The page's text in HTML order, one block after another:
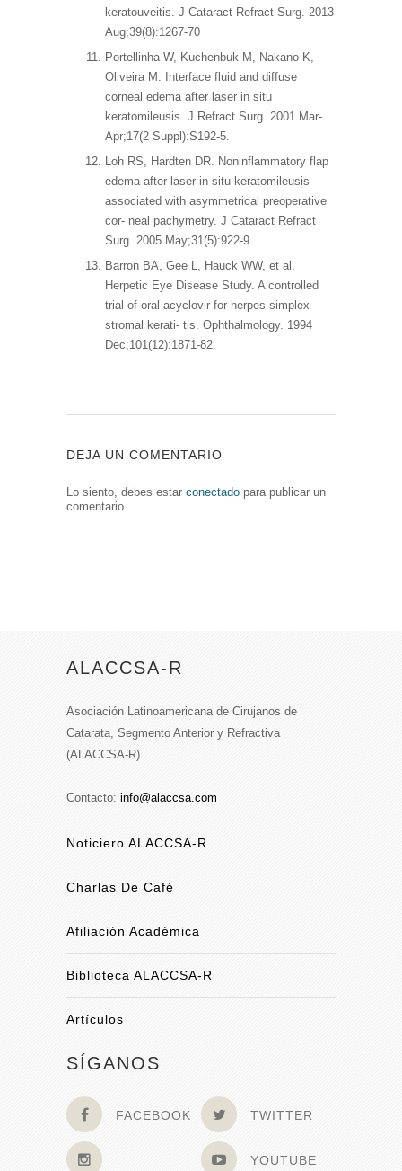
keratouveitis. J Cataract Refract Surg. 2013
Aug;39(8):1267-70
Portellinha W, Kuchenbuk M, Nakano K,
Oliveira M. Interface fluid and diffuse
corneal edema after laser in situ
keratomileusis. J Refract Surg. 2001 Mar-
Apr;17(2 Suppl):S192-5.
Loh RS, Hardten DR. Noninflammatory flap
edema after laser in situ keratomileusis
associated with asymmetrical preoperative
cor- neal pachymetry. J Cataract Refract
Surg. 2005 May;31(5):922-9.
Barron BA, Gee L, Hauck WW, et al.
Herpetic Eye Disease Study. A controlled
trial of oral acyclovir for herpes simplex
stromal kerati- tis. Ophthalmology. 1994
Dec;101(12):1871-82.
DEJA UN COMENTARIO
Lo siento, debes estar conectado para publicar un
comentario.
ALACCSA-R
Asociación Latinoamericana de Cirujanos de
Catarata, Segmento Anterior y Refractiva
(ALACCSA-R)
Contacto: info@alaccsa.com
Noticiero ALACCSA-R
Charlas De Café
Afiliación Académica
Biblioteca ALACCSA-R
Artículos
SÍGANOS
FACEBOOK TWITTER
YOUTUBE